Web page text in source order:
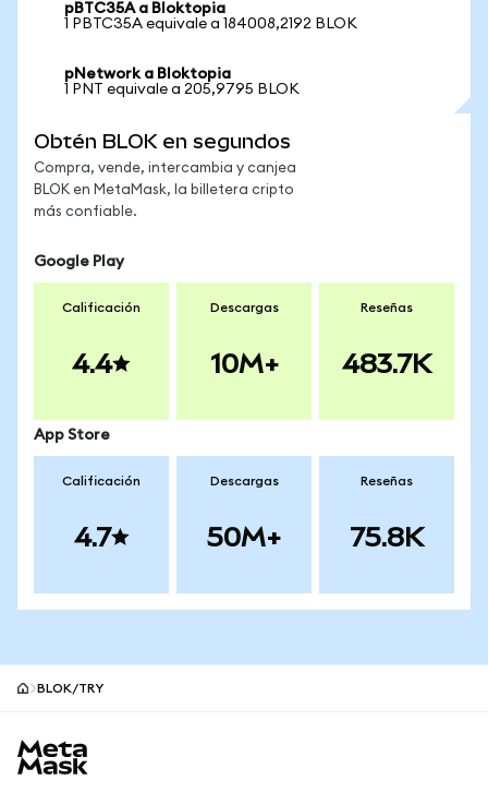
pBTC35A a Bloktopia
1 PBTC35A equivale a 184008,2192 BLOK
pNetwork a Bloktopia
1 PNT equivale a 205,9795 BLOK
Obtén BLOK en segundos
Compra, vende, intercambia y canjea
BLOK en MetaMask, la billetera cripto
más confiable.
Google Play
Calificación
4.4
Descargas
10M+
Reseñas
483.7K
App Store
Calificación
4.7
Descargas
50M+
Reseñas
75.8K
BLOK/TRY